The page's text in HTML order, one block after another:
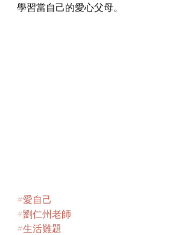
學習當自己的愛心父母。
#愛自己
#劉仁州老師
#生活難題